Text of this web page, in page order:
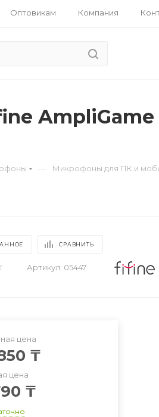
Оптовикам Компания
AmpliGame
— Микрофоны для ПК и
СРАВНИТЬ
Артикул: 05447
цена
₸
цена
₸